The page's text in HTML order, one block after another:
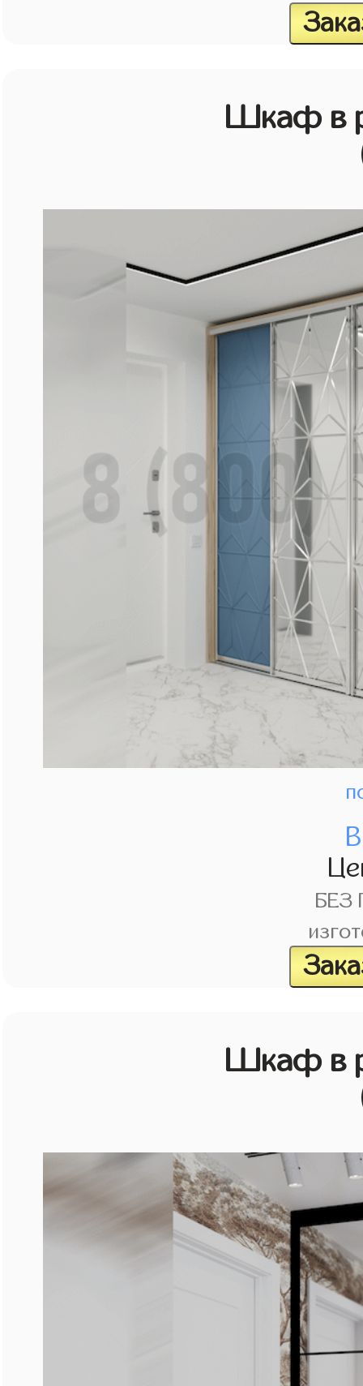
Шкаф в
БЕЗ
Шкаф в